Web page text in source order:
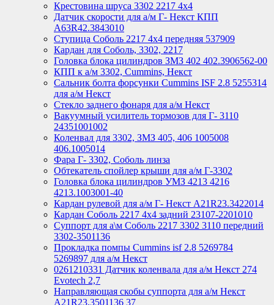
Крестовина шруса 3302 2217 4х4
Датчик скорости для а/м Г- Некст КПП
А63R42.3843010
Ступица Соболь 2217 4х4 передняя 537909
Кардан для Соболь, 3302, 2217
Головка блока цилиндров ЗМЗ 402 402.3906562-00
КПП к а/м 3302, Cummins, Некст
Сальник болта форсунки Cummins ISF 2.8 5255314
для а/м Некст
Стекло заднего фонаря для а/м Некст
Вакуумный усилитель тормозов для Г- 3110
24351001002
Коленвал для 3302, ЗМЗ 405, 406 1005008
406.1005014
Фара Г- 3302, Соболь линза
Обтекатель спойлер крыши для а/м Г-3302
Головка блока цилиндров УМЗ 4213 4216
4213.1003001-40
Кардан рулевой для а/м Г- Некст А21R23.3422014
Кардан Соболь 2217 4х4 задний 23107-2201010
Суппорт для а\м Соболь 2217 3302 3110 передний
3302-3501136
Прокладка помпы Cummins isf 2.8 5269784
5269897 для а/м Некст
0261210331 Датчик коленвала для а/м Некст 274
Evotech 2,7
Направляющая скобы суппорта для а/м Некст
A21R23.3501136 37